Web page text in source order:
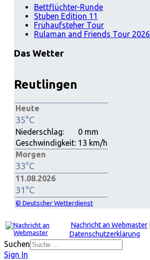
Bettflüchter-Runde
Stuben Edition 11
Frühaufsteher Tour
Rulaman and Friends Tour 2026
Das Wetter
Reutlingen
Heute
35°C
Niederschlag:
0 mm
Geschwindigkeit: 13 km/h
Morgen
33°C
11.08.2026
31°C
© Deutscher Wetterdienst
Nachricht an Webmaster
Datenschutzerklärung
Suchen
Sign In